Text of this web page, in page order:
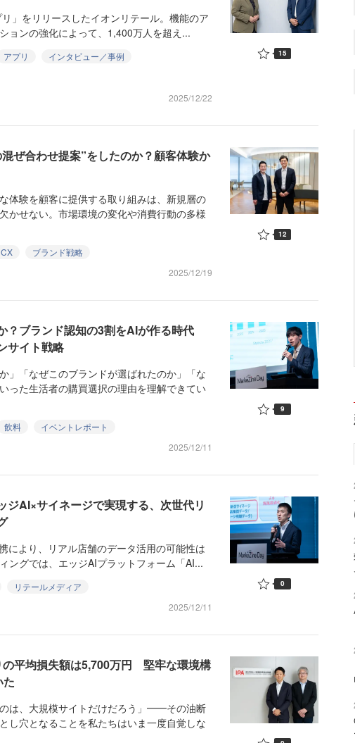
」をリリースしたイオンリテール。機能のア
ョンの強化によって、1,400万人を超え...
アプリ
インタビュー／事例
2025/12/22
15
ぜ合わせ提案”をしたのか？顧客体験か
体験を顧客に提供する取り組みは、新規層の
かせない。市場環境の変化や消費行動の多様
CX
ブランド戦略
2025/12/19
12
？ブランド認知の3割をAIが作る時代
サイト戦略
」「なぜこのブランドが選ばれたのか」「な
った生活者の購買選択の理由を理解できてい
飲料
イベントレポート
2025/12/11
9
ジAI×サイネージで実現する、次世代リ
により、リアル店舗のデータ活用の可能性は
ングでは、エッジAIプラットフォーム「AI...
リテールメディア
2025/12/11
0
の平均損失額は5,700万円 堅牢な環境構
た
は、大規模サイトだけだろう」━━その油断
し穴となることを私たちはいま一度自覚しな